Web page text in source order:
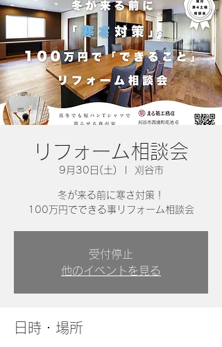
リフォーム相談会
9月30日(土) 刈谷市
冬が来る前に寒さ対策！
100万円でできる事リフォーム相談会
受付停止
他のイベントを見る
日時・場所